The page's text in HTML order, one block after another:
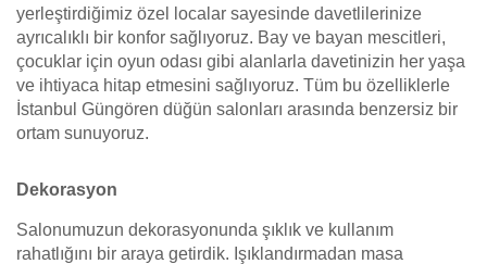
yerleştirdiğimiz özel localar sayesinde davetlilerinize
ayrıcalıklı bir konfor sağlıyoruz. Bay ve bayan mescitleri,
çocuklar için oyun odası gibi alanlarla davetinizin her yaşa
ve ihtiyaca hitap etmesini sağlıyoruz. Tüm bu özelliklerle
İstanbul Güngören düğün salonları arasında benzersiz bir
ortam sunuyoruz.
Dekorasyon
Salonumuzun dekorasyonunda şıklık ve kullanım
rahatlığını bir araya getirdik. Işıklandırmadan masa